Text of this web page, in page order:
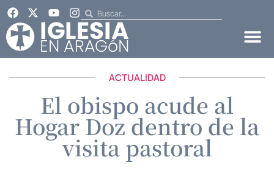
ACTUALIDAD
El obispo acude al
Hogar Doz dentro de la
visita pastoral